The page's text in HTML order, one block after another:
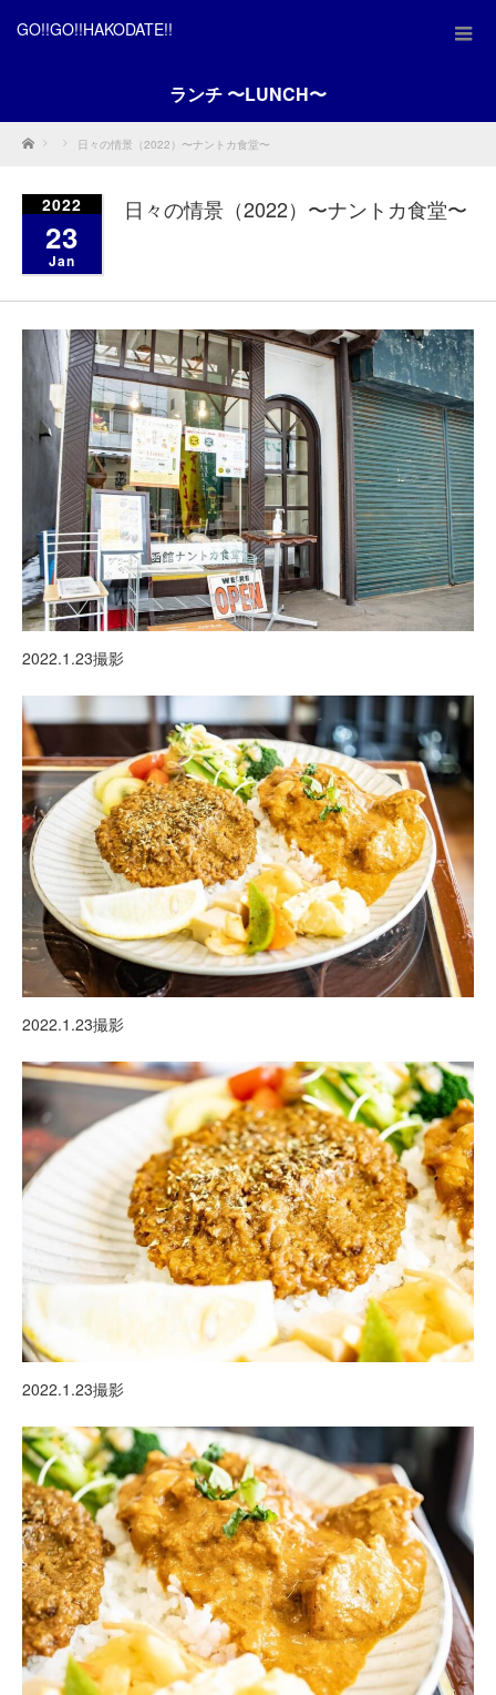
GO!!GO!!HAKODATE!!
ランチ 〜LUNCH〜
Home 日々の情景（2022）〜ナントカ食堂〜
2022
23
Jan
日々の情景（2022）〜ナントカ食堂〜
2022.1.23撮影
2022.1.23撮影
2022.1.23撮影